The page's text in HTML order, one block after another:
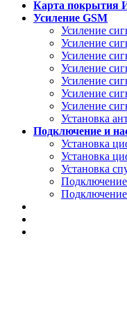
Карта покрытия
Усиление GSM
Усиление
Усиление
Усиление
Усиление
Усиление
Усиление
Усиление
Установка
Подключение и
Установка
Установка
Установка